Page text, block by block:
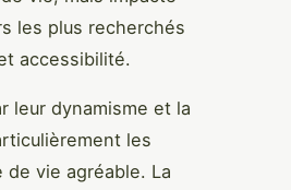
les plus recherchés
accessibilité.
leur dynamisme et la
les
vie agréable. La